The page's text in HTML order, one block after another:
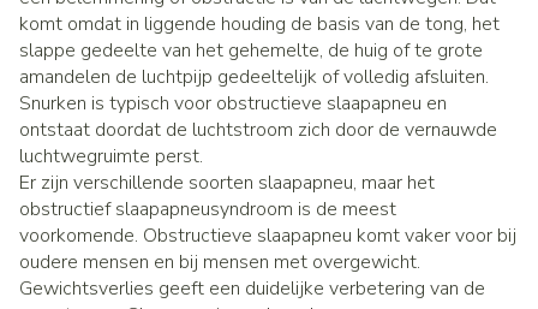
komt omdat in liggende houding de basis van de tong, het
slappe gedeelte van het gehemelte, de huig of te grote
amandelen de luchtpijp gedeeltelijk of volledig afsluiten.
Snurken is typisch voor obstructieve slaapapneu en
ontstaat doordat de luchtstroom zich door de vernauwde
luchtwegruimte perst.
Er zijn verschillende soorten slaapapneu, maar het
obstructief slaapapneusyndroom is de meest
voorkomende. Obstructieve slaapapneu komt vaker voor bij
oudere mensen en bij mensen met overgewicht.
Gewichtsverlies geeft een duidelijke verbetering van de